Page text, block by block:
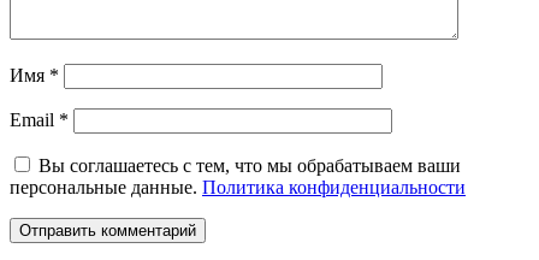
Имя *
Email *
Вы соглашаетесь с тем, что мы обрабатываем ваши
персональные данные. Политика конфиденциальности